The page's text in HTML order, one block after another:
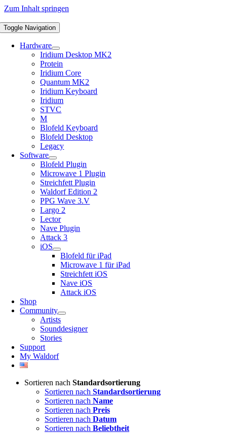
Zum Inhalt springen
Toggle Navigation
Hardware
Iridium Desktop MK2
Protein
Iridium Core
Quantum MK2
Iridium Keyboard
Iridium
STVC
M
Blofeld Keyboard
Blofeld Desktop
Legacy
Software
Blofeld Plugin
Microwave 1 Plugin
Streichfett Plugin
Waldorf Edition 2
PPG Wave 3.V
Largo 2
Lector
Nave Plugin
Attack 3
iOS
Blofeld für iPad
Microwave 1 für iPad
Streichfett iOS
Nave iOS
Attack iOS
Shop
Community
Artists
Sounddesigner
Stories
Support
My Waldorf
Sortieren nach Standardsortierung
Sortieren nach Standardsortierung
Sortieren nach Name
Sortieren nach Preis
Sortieren nach Datum
Sortieren nach Beliebtheit